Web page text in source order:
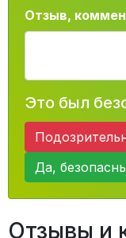
Отзыв,
Это был
Да,
Отзывы и